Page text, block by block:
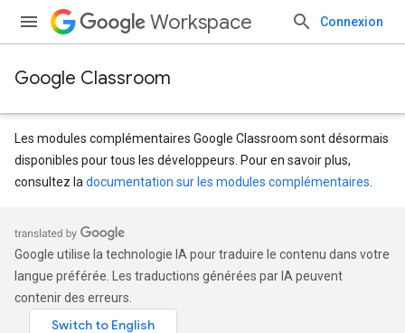
Workspace Connexion
Google Classroom
Les modules complémentaires Google Classroom sont désormais
disponibles pour tous les développeurs. Pour en savoir plus,
consultez la documentation sur les modules complémentaires
Google utilise la technologie IA pour traduire le contenu dans votre
langue préférée. Les traductions générées par IA peuvent
contenir des erreurs.